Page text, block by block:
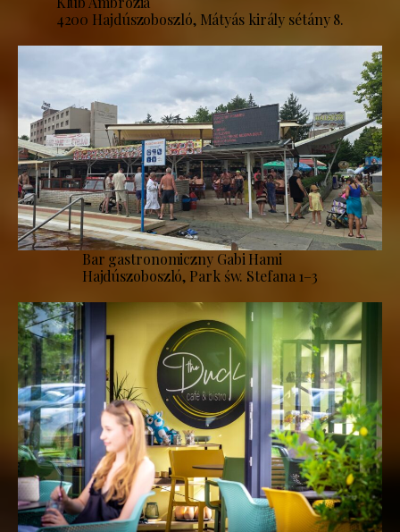
4200 Hajdúszoboszló, Mátyás király sétány 8.
Bar gastronomiczny Gabi Hami
Hajdúszoboszló, Park św. Stefana 1–3